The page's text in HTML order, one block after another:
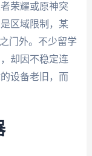
荣耀或原神突
区域限制，某
门外。不少留学
却因不稳定连
设备老旧，而